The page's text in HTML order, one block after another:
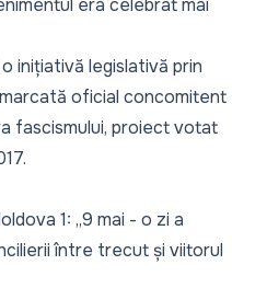
inițiativă legislativă prin
oficial concomitent
fascismului, proiect votat
1: „9 mai - o zi a
între trecut și viitorul